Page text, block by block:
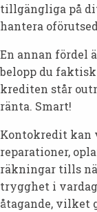
tillgängliga på
hantera
En annan fördel
belopp du
krediten står
ränta. Smart!
Kontokredit kan
reparationer,
räkningar tills
trygghet i
åtagande, vilket